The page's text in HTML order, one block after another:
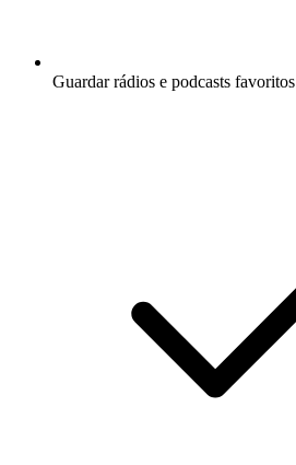
Guardar rádios e podcasts favoritos